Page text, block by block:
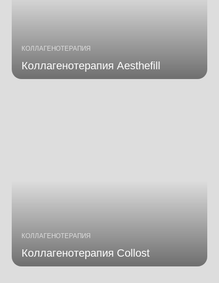
КОЛЛАГЕНОТЕРАПИЯ
Коллагенотерапия Aesthefill
КОЛЛАГЕНОТЕРАПИЯ
Коллагенотерапия Collost